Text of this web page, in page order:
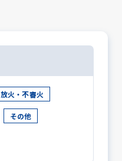
放火・不審火
その他